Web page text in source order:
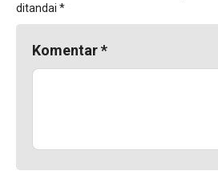
ditandai *
Komentar*